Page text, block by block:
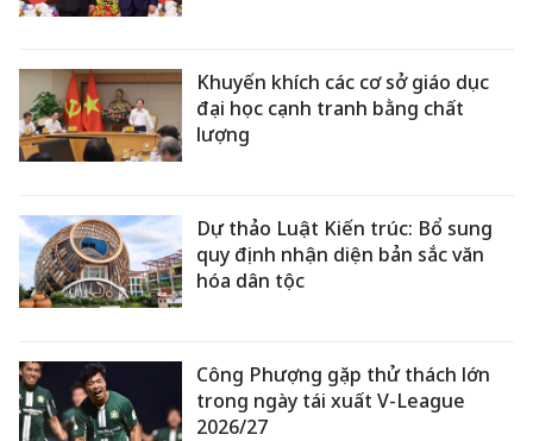
Khuyến khích các cơ sở giáo dục
đại học cạnh tranh bằng chất
lượng
Dự thảo Luật Kiến trúc: Bổ sung
quy định nhận diện bản sắc văn
hóa dân tộc
Công Phượng gặp thử thách lớn
trong ngày tái xuất V-League
2026/27